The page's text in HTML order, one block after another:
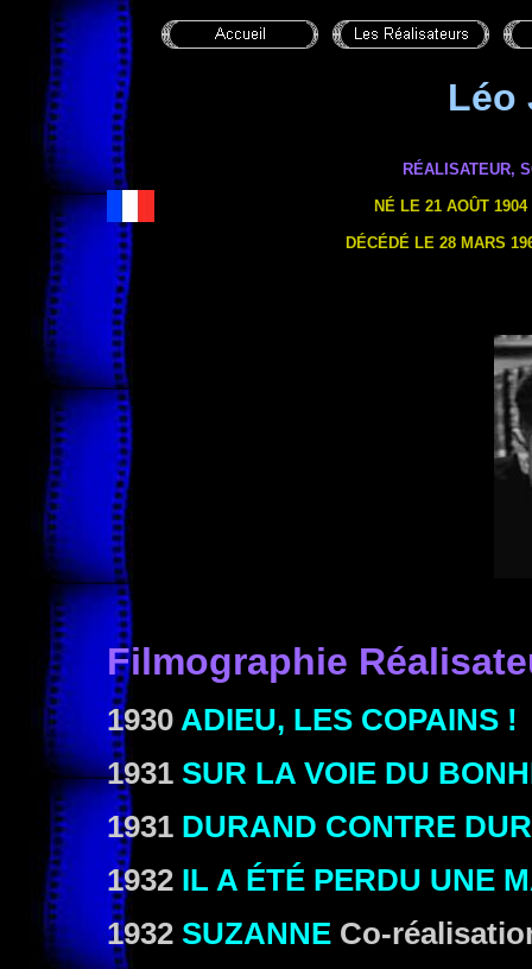
Léo
RÉALISATEUR,
NÉ LE 21 AOÛT1904
DÉCÉDÉ LE 28 MARS
Filmographie
1930 ADIEU, LES COPAINS !
1931 SUR LA VOIE DU
1931 DURAND CONTRE
1932 IL A ÉTÉ PERDU UNE
1932 SUZANNE Co-